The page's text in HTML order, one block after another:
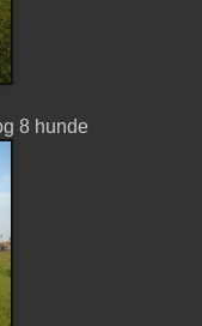
8 hunde